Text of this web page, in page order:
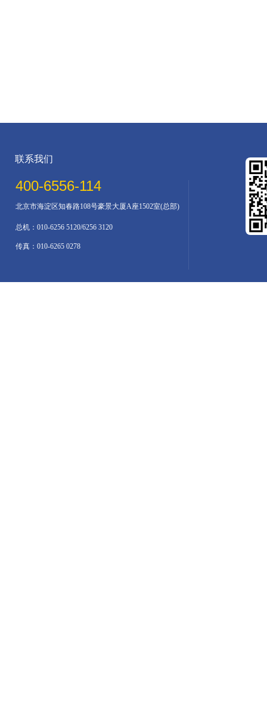
联系我们
北京市海淀区知春路108号豪景大厦A座1502室(总部)
总机：010-6256 5120/6256 3120
传真：010-6265 0278
400-6556-114